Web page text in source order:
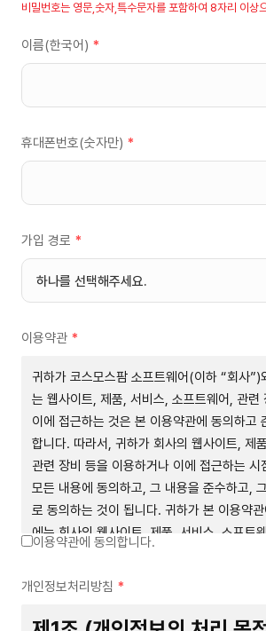
비밀번호는 영문,숫자,특수문자를 포함하여 8자리 이상
이름(한국어) *
휴대폰번호(숫자만) *
가입 경로 *
이용약관 *
귀하가 코스모스팜 소프트웨어(이하 “회사”)
는 웹사이트, 제품, 서비스, 소프트웨어, 관련
이에 접근하는 것은 본 이용약관에 동의하고
합니다. 따라서, 귀하가 회사의 웹사이트, 제
관련 장비 등을 이용하거나 이에 접근하는 시
모든 내용에 동의하고, 그 내용을 준수하고,
로 동의하는 것이 됩니다. 귀하가 본 이용약
에는 회사의 웹사이트, 제품, 서비스, 소프트
서비스 사용 전에 본 이용약관의 내용을 주의
이용약관에 동의합니다.
개인정보처리방침 *